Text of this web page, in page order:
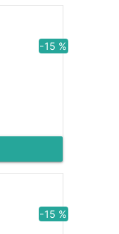
-15 %
-15 %